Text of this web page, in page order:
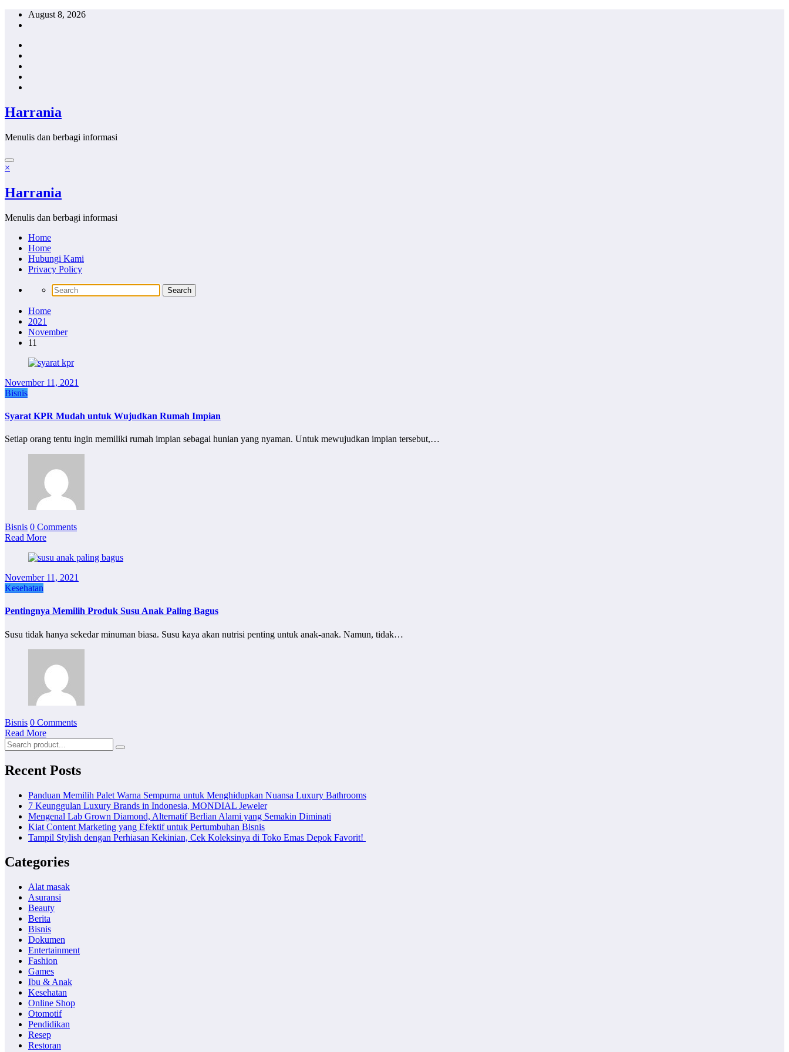
Skip
August 8, 2026
Harrania
Menulis dan berbagi informasi
×
Harrania
Menulis dan berbagi informasi
Home
Home
Hubungi Kami
Privacy Policy
Home
2021
November
11
November 11, 2021
Bisnis
Syarat KPR Mudah untuk Wujudkan Rumah Impian
Setiap orang tentu ingin memiliki rumah impian sebagai hunian yang nyaman. Untuk mewujudkan impian tersebut,…
Bisnis 0 Comments
Read More
November 11, 2021
Kesehatan
Pentingnya Memilih Produk Susu Anak Paling Bagus
Susu tidak hanya sekedar minuman biasa. Susu kaya akan nutrisi penting untuk anak-anak. Namun, tidak…
Bisnis 0 Comments
Read More
Recent Posts
Panduan Memilih Palet Warna Sempurna untuk Menghidupkan Nuansa Luxury Bathrooms
7 Keunggulan Luxury Brands in Indonesia, MONDIAL Jeweler
Mengenal Lab Grown Diamond, Alternatif Berlian Alami yang Semakin Diminati
Kiat Content Marketing yang Efektif untuk Pertumbuhan Bisnis
Tampil Stylish dengan Perhiasan Kekinian, Cek Koleksinya di Toko Emas Depok Favorit!
Categories
Alat masak
Asuransi
Beauty
Berita
Bisnis
Dokumen
Entertainment
Fashion
Games
Ibu & Anak
Kesehatan
Online Shop
Otomotif
Pendidikan
Resep
Restoran